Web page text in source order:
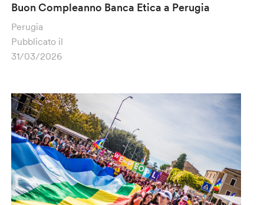
Buon Compleanno Banca Etica a Perugia
Perugia
Pubblicato il
31/03/2026